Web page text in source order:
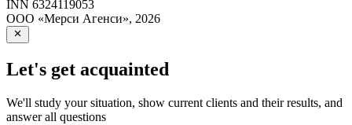
INN 6324119053
ООО «Мерси Агенси», 2026
Let's get acquainted
We'll study your situation, show current clients and their results, and
answer all questions